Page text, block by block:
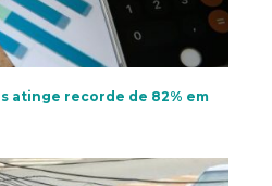
atinge recorde de 82% em